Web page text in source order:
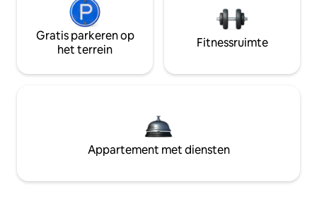
Gratis parkeren op
het terrein
Fitnessruimte
Appartement met diensten